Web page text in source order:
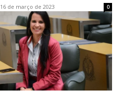
16 de março de 2023 0